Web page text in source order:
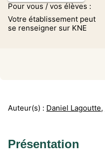
Pour vous / vos élèves :
Votre établissement peut
se renseigner sur KNE
Auteur(s) : Daniel Lagoutte,
Présentation